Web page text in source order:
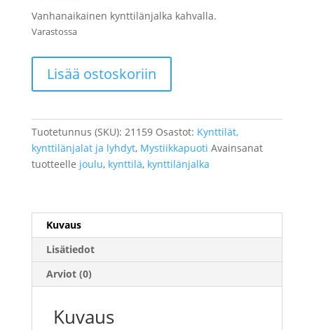
Vanhanaikainen kynttilänjalka kahvalla.
Varastossa
musta
kynttilänjalka
Lisää ostoskoriin
Tuotetunnus (SKU): 21159 Osastot: Kynttilät,
kynttilänjalat ja lyhdyt, Mystiikkapuoti Avainsanat
tuotteelle joulu, kynttilä, kynttilänjalka
Kuvaus
Lisätiedot
Arviot (0)
Kuvaus